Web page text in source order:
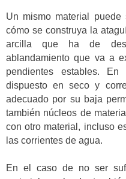
Un mismo material
cómo se construya la
arcilla que ha de
ablandamiento que va a
pendientes estables. En
dispuesto en seco y
adecuado por su baja
también núcleos de
con otro material, incluso
las corrientes de agua.
En el caso de no ser